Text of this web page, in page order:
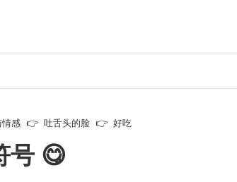
情感 吐舌头的脸 好吃
号 😋